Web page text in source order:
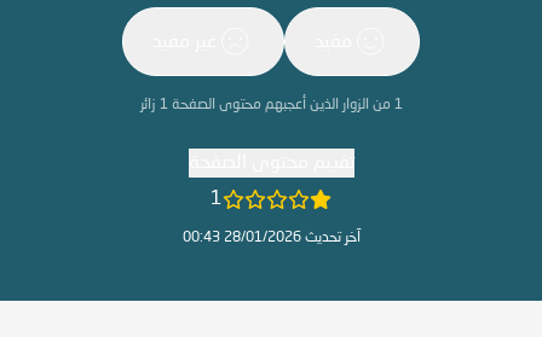
1 من الزوار الذين أعجبهم محتوى الصفحة1 زائر
1
آخر تحديث 28/01/2026 00:43